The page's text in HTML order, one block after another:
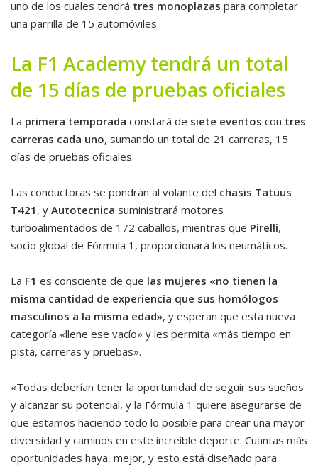
uno de los cuales tendrá tres monoplazas para completar
una parrilla de 15 automóviles.
La F1 Academy tendrá un total
de 15 días de pruebas oficiales
La primera temporada constará de siete eventos con tres
carreras cada uno, sumando un total de 21 carreras, 15
días de pruebas oficiales.
Las conductoras se pondrán al volante del chasis Tatuus
T421 , y Autotecnica suministrará motores
turboalimentados de 172 caballos, mientras que Pirelli,
socio global de Fórmula 1, proporcionará los neumáticos.
La F1 es consciente de que las mujeres «no tienen la
misma cantidad de experiencia que sus homólogos
masculinos a la misma edad», y esperan que esta nueva
categoría «llene ese vacío» y les permita «más tiempo en
pista, carreras y pruebas».
«Todas deberían tener la oportunidad de seguir sus sueños
y alcanzar su potencial, y la Fórmula 1 quiere asegurarse de
que estamos haciendo todo lo posible para crear una mayor
diversidad y caminos en este increíble deporte. Cuantas más
oportunidades haya, mejor, y esto está diseñado para